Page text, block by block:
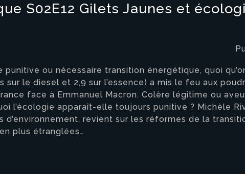
S02E12 Gilets Jaunes et
ou nécessaire transition énergétique, quoi
sur le diesel et 2,9 sur l’essence) a mis le feu aux
face à Emmanuel Macron. Colère légitime ou
l’écologie apparaît-elle toujours punitive ? Michèle
d’environnement, revient sur les réformes de la
plus étranglées…